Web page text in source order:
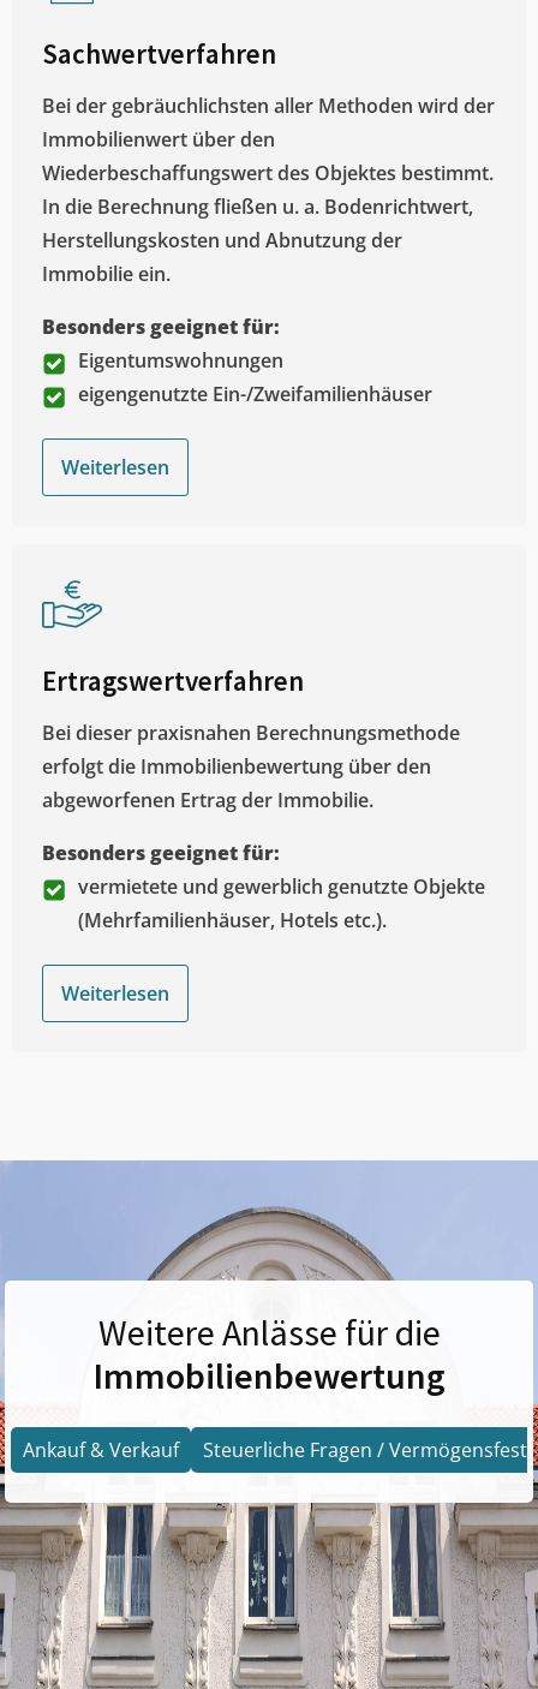
Sachwertverfahren
Bei der gebräuchlichsten aller Methoden wird der
Immobilienwert über den
Wiederbeschaffungswert des Objektes bestimmt.
In die Berechnung fließen u. a. Bodenrichtwert,
Herstellungskosten und Abnutzung der
Immobilie ein.
Besonders geeignet für:
Eigentumswohnungen
eigengenutzte Ein-/Zweifamilienhäuser
Weiterlesen
Ertragswertverfahren
Bei dieser praxisnahen Berechnungsmethode
erfolgt die Immobilienbewertung über den
abgeworfenen Ertrag der Immobilie.
Besonders geeignet für:
vermietete und gewerblich genutzte Objekte
(Mehrfamilienhäuser, Hotels etc.).
Weiterlesen
Weitere Anlässe für die
Immobilienbewertung
Ankauf & Verkauf Steuerliche Fragen /